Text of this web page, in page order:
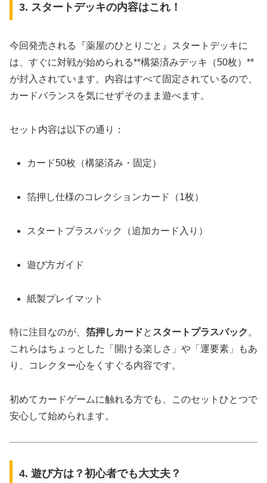
3. スタートデッキの内容はこれ！
今回発売される『薬屋のひとりごと』スタートデッキに
は、すぐに対戦が始められる**構築済みデッキ（50枚）**
が封入されています。内容はすべて固定されているので、
カードバランスを気にせずそのまま遊べます。
セット内容は以下の通り：
カード50枚（構築済み・固定）
箔押し仕様のコレクションカード（1枚）
スタートプラスパック（追加カード入り）
遊び方ガイド
紙製プレイマット
特に注目なのが、 箔押しカードと スタートプラスパック 。
これらはちょっとした「開ける楽しさ」や「運要素」もあ
り、コレクター心をくすぐる内容です。
初めてカードゲームに触れる方でも、このセットひとつで
安心して始められます。
4. 遊び方は？初心者でも大丈夫？